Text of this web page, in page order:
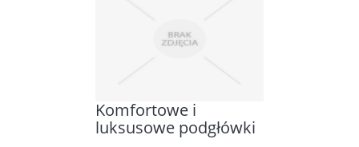
Komfortowe i
luksusowe podgłówki